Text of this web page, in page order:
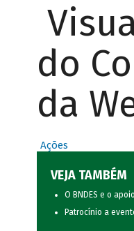
do
da
Ações
VEJA TAMBÉM
O BNDES e o
Patrocínio a